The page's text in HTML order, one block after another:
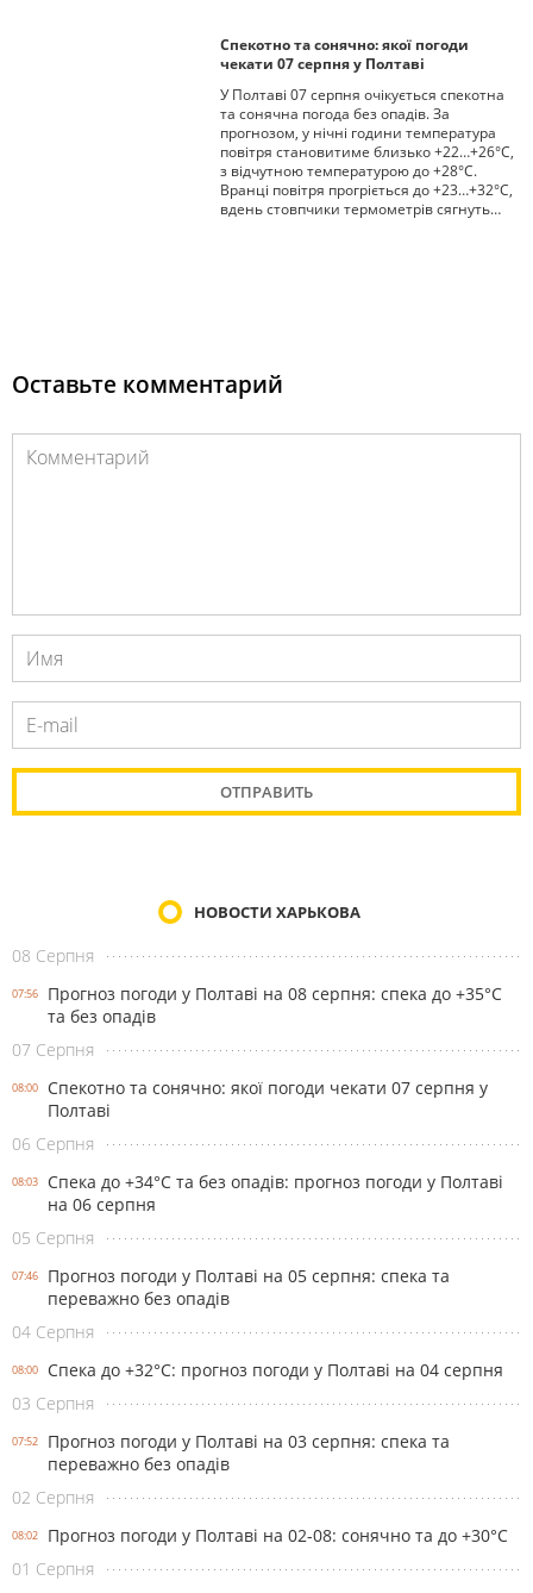
Спекотно та сонячно: якої погоди
чекати 07 серпня у Полтаві
У Полтаві 07 серпня очікується спекотна
та сонячна погода без опадів. За
прогнозом, у нічні години температура
повітря становитиме близько +22…+26°C,
з відчутною температурою до +28°C.
Вранці повітря прогріється до +23…+32°C,
вдень стовпчики термометрів сягнуть…
Оставьте комментарий
НОВОСТИ ХАРЬКОВА
08 Серпня
07:56
Прогноз погоди у Полтаві на 08 серпня: спека до +35°С
та без опадів
07 Серпня
08:00
Спекотно та сонячно: якої погоди чекати 07 серпня у
Полтаві
06 Серпня
08:03
Спека до +34°С та без опадів: прогноз погоди у Полтаві
на 06 серпня
05 Серпня
07:46
Прогноз погоди у Полтаві на 05 серпня: спека та
переважно без опадів
04 Серпня
08:00
Спека до +32°С: прогноз погоди у Полтаві на 04 серпня
03 Серпня
07:52
Прогноз погоди у Полтаві на 03 серпня: спека та
переважно без опадів
02 Серпня
08:02
Прогноз погоди у Полтаві на 02-08: сонячно та до +30°С
01 Серпня